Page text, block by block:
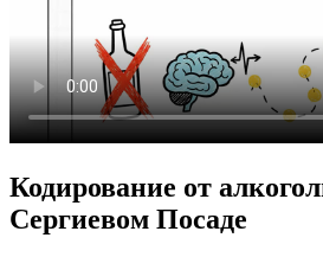
Кодирование от
Сергиевом Посаде